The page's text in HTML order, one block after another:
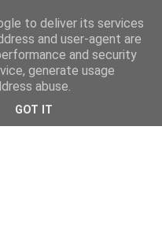
to deliver its services
and user-agent are
and security
generate usage
abuse.
GOT IT